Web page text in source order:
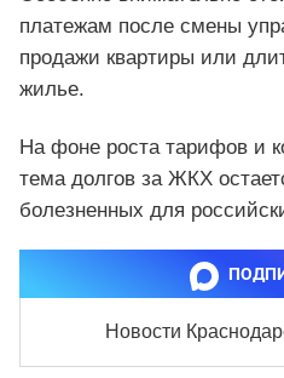
платежам после смены
продажи квартиры или
жилье.
На фоне роста тарифов и
тема долгов за ЖКХ
болезненных для
Новости